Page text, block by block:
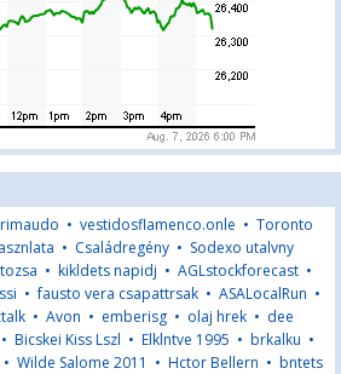
• vestidosflamenco.onle • Toronto
• Családregény • Sodexo utalvny
• kikldets napidj • AGLstockforecast •
•fausto vera csapattrsak • ASALocalRun •
• Avon • emberisg • olaj hrek • dee
• Bicskei Kiss Lszl • Elklntve 1995 • brkalku •
• Wilde Salome 2011 • Hctor Bellern • bntets